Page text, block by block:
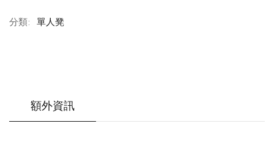
分類: 單人凳
額外資訊